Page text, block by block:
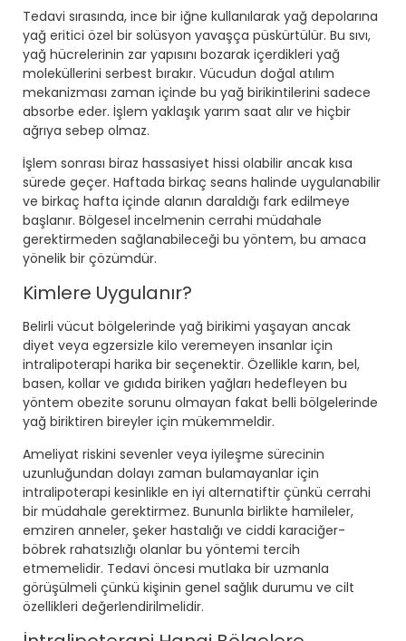
Tedavi sırasında, ince bir iğne kullanılarak yağ depolarına
yağ eritici özel bir solüsyon yavaşça püskürtülür. Bu sıvı,
yağ hücrelerinin zar yapısını bozarak içerdikleri yağ
moleküllerini serbest bırakır. Vücudun doğal atılım
mekanizması zaman içinde bu yağ birikintilerini sadece
absorbe eder. İşlem yaklaşık yarım saat alır ve hiçbir
ağrıya sebep olmaz.
İşlem sonrası biraz hassasiyet hissi olabilir ancak kısa
sürede geçer. Haftada birkaç seans halinde uygulanabilir
ve birkaç hafta içinde alanın daraldığı fark edilmeye
başlanır. Bölgesel incelmenin cerrahi müdahale
gerektirmeden sağlanabileceği bu yöntem, bu amaca
yönelik bir çözümdür.
Kimlere Uygulanır?
Belirli vücut bölgelerinde yağ birikimi yaşayan ancak
diyet veya egzersizle kilo veremeyen insanlar için
intralipoterapi harika bir seçenektir. Özellikle karın, bel,
basen, kollar ve gıdıda biriken yağları hedefleyen bu
yöntem obezite sorunu olmayan fakat belli bölgelerinde
yağ biriktiren bireyler için mükemmeldir.
Ameliyat riskini sevenler veya iyileşme sürecinin
uzunluğundan dolayı zaman bulamayanlar için
intralipoterapi kesinlikle en iyi alternatiftir çünkü cerrahi
bir müdahale gerektirmez. Bununla birlikte hamileler,
emziren anneler, şeker hastalığı ve ciddi karaciğer-
böbrek rahatsızlığı olanlar bu yöntemi tercih
etmemelidir. Tedavi öncesi mutlaka bir uzmanla
görüşülmeli çünkü kişinin genel sağlık durumu ve cilt
özellikleri değerlendirilmelidir.